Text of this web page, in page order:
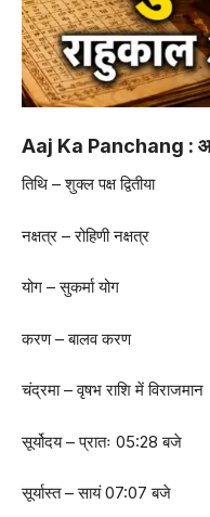
Aaj Ka Panchang :
तिथि – शुक्ल पक्ष द्वितीया
नक्षत्र – रोहिणी नक्षत्र
योग – सुकर्मा योग
करण – बालव करण
चंद्रमा – वृषभ राशि में विराजमान
सूर्योदय – प्रातः 05:28 बजे
सूर्यास्त – सायं 07:07 बजे